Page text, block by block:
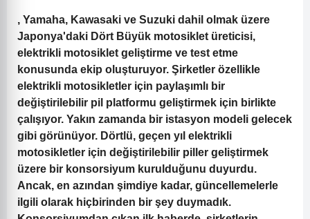
, Yamaha, Kawasaki ve Suzuki dahil olmak üzere
Japonya'daki Dört Büyük motosiklet üreticisi,
elektrikli motosiklet geliştirme ve test etme
konusunda ekip oluşturuyor. Şirketler özellikle
elektrikli motosikletler için paylaşımlı bir
değiştirilebilir pil platformu geliştirmek için birlikte
çalışıyor. Yakın zamanda bir istasyon modeli gelecek
gibi görünüyor. Dörtlü, geçen yıl elektrikli
motosikletler için değiştirilebilir piller geliştirmek
üzere bir konsorsiyum kurulduğunu duyurdu.
Ancak, en azından şimdiye kadar, güncellemelerle
ilgili olarak hiçbirinden bir şey duymadık.